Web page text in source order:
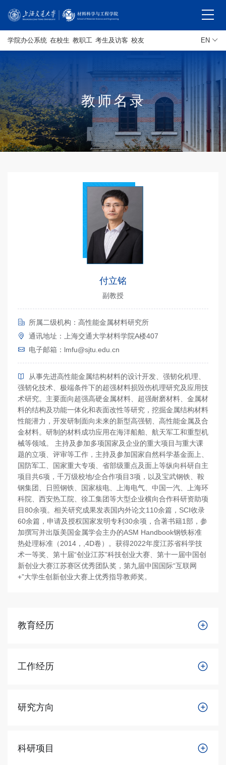
学院办公系统 在校生 教职工 考生及访客 校友 EN
教师名录
付立铭
副教授
所属二级机构：高性能金属材料研究所
通讯地址：上海交通大学材料学院A楼407
电子邮箱：lmfu@sjtu.edu.cn
从事先进高性能金属结构材料的设计开发、强韧化机理、
强韧化技术、极端条件下的超强材料损毁伤机理研究及应用技
术研究。主要面向超强高硬金属材料、超强耐磨材料、金属材
料的结构及功能一体化和表面改性等研究，挖掘金属结构材料
性能潜力，开发研制面向未来的新型高强韧、高性能金属及合
金材料。研制的材料成功应用在海洋船舶、航天军工和重型机
械等领域。 主持及参加多项国家及企业的重大项目与重大课
题的立项、评审等工作，主持及参加国家自然科学基金面上、
国防军工、国家重大专项、省部级重点及面上等纵向科研自主
项目共6项，千万级校地/企合作项目3项，以及宝武钢铁、鞍
钢集团、日照钢铁、国家核电、上海电气、中国一汽、上海环
科院、西安热工院、徐工集团等大型企业横向合作科研资助项
目80余项。相关研究成果发表国内外论文110余篇，SCI收录
60余篇，申请及授权国家发明专利30余项，合著书籍1部，参
加撰写并出版美国金属学会主办的ASM Handbook钢铁标准
热处理标准（2014，,4D卷）。获得2022年度江苏省科学技
术一等奖、第十届“创业江苏”科技创业大赛、第十一届中国创
新创业大赛江苏赛区优秀团队奖，第九届中国国际“互联网
+”大学生创新创业大赛上优秀指导教师奖。
教育经历
工作经历
研究方向
科研项目